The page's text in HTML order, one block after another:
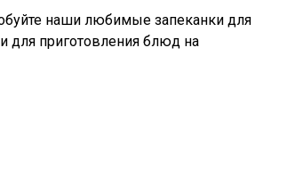
наши любимые запеканки для
для приготовления блюд на